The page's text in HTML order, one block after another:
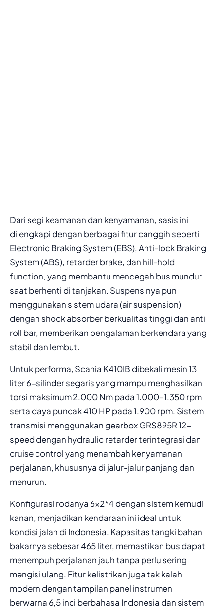
Dari segi keamanan dan kenyamanan, sasis ini
dilengkapi dengan berbagai fitur canggih seperti
Electronic Braking System (EBS), Anti-lock Braking
System (ABS), retarder brake, dan hill-hold
function, yang membantu mencegah bus mundur
saat berhenti di tanjakan. Suspensinya pun
menggunakan sistem udara (air suspension)
dengan shock absorber berkualitas tinggi dan anti
roll bar, memberikan pengalaman berkendara yang
stabil dan lembut.
Untuk performa, Scania K410IB dibekali mesin 13
liter 6-silinder segaris yang mampu menghasilkan
torsi maksimum 2.000 Nm pada 1.000–1.350 rpm
serta daya puncak 410 HP pada 1.900 rpm. Sistem
transmisi menggunakan gearbox GRS895R 12-
speed dengan hydraulic retarder terintegrasi dan
cruise control yang menambah kenyamanan
perjalanan, khususnya di jalur-jalur panjang dan
menurun.
Konfigurasi rodanya 6×2*4 dengan sistem kemudi
kanan, menjadikan kendaraan ini ideal untuk
kondisi jalan di Indonesia. Kapasitas tangki bahan
bakarnya sebesar 465 liter, memastikan bus dapat
menempuh perjalanan jauh tanpa perlu sering
mengisi ulang. Fitur kelistrikan juga tak kalah
modern dengan tampilan panel instrumen
berwarna 6,5 inci berbahasa Indonesia dan sistem